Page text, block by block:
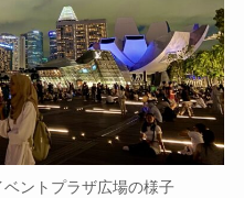
ントプラザ広場の様子